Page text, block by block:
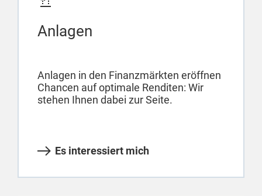
Anlagen
Anlagen in den Finanzmärkten eröffnen
Chancen auf optimale Renditen: Wir
stehen Ihnen dabei zur Seite.
Es interessiert mich